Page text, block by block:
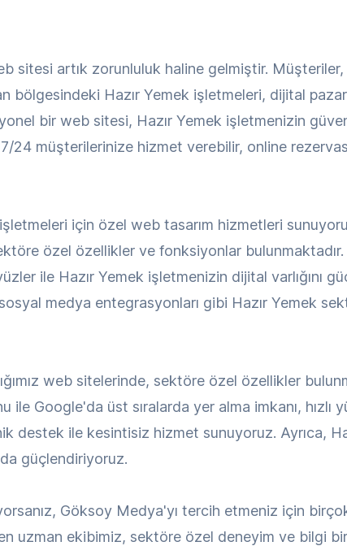
sitesi artık zorunluluk haline gelmiştir.
bölgesindeki Hazır Yemek işletmeleri, dijital
bir web sitesi, Hazır Yemek işletmenizin
24 müşterilerinize hizmet verebilir, online
için özel web tasarım hizmetleri
özel özellikler ve fonksiyonlar bulunmaktadır.
ile Hazır Yemek işletmenizin dijital varlığını
medya entegrasyonları gibi Hazır Yemek
web sitelerinde, sektöre özel özellikler
Google'da üst sıralarda yer alma imkanı, hızlı
destek ile kesintisiz hizmet sunuyoruz. Ayrıca,
güçlendiriyoruz.
Göksoy Medya'yı tercih etmeniz için
uzman ekibimiz, sektöre özel deneyim ve bilgi